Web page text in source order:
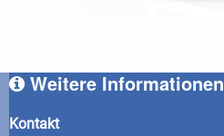
Weitere Informationen
Kontakt